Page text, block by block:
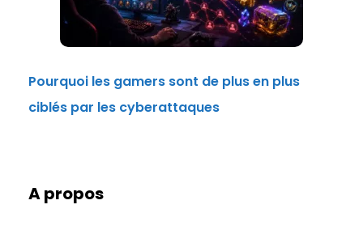
Pourquoi les gamers sont de plus en plus
ciblés par les cyberattaques
A propos